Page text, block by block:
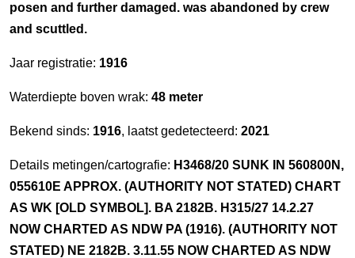
posen and further damaged. was abandoned by crew
and scuttled.
Jaar registratie: 1916
Waterdiepte boven wrak: 48 meter
Bekend sinds: 1916, laatst gedetecteerd: 2021
Details metingen/cartografie: H3468/20 SUNK IN 560800N,
055610E APPROX. (AUTHORITY NOT STATED) CHART
AS WK [OLD SYMBOL]. BA 2182B. H315/27 14.2.27
NOW CHARTED AS NDW PA (1916). (AUTHORITY NOT
STATED) NE 2182B. 3.11.55 NOW CHARTED AS NDW